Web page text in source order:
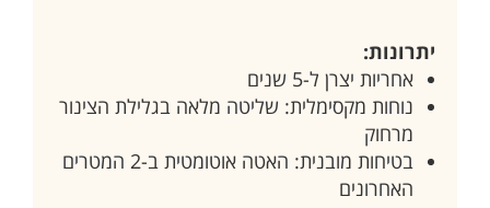
יתרונות:
אחריות יצרן ל-5 שנים
נוחות מקסימלית: שליטה מלאה בגלילת הצינור
מרחוק
בטיחות מובנית: האטה אוטומטית ב-2 המטרים
האחרונים